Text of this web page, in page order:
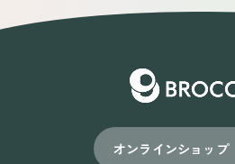
オンラインショップ